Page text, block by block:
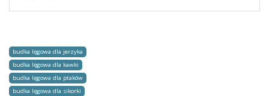
budka lęgowa dla jerzyka
budka lęgowa dla kawki
budka lęgowa dla ptaków
budka lęgowa dla sikorki